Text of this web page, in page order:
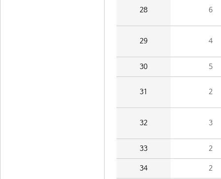
28 6
29 4
30 5
31 2
32 3
33 2
34 2